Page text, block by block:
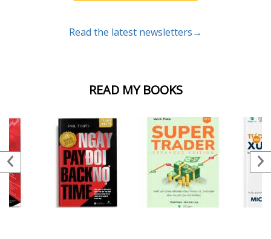
READ MY BOOKS
Read the latest newsletters→